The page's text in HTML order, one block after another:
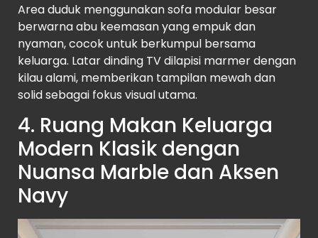
Area duduk menggunakan sofa modular besar
berwarna abu keemasan yang empuk dan
nyaman, cocok untuk berkumpul bersama
keluarga. Latar dinding TV dilapisi marmer dengan
kilau alami, memberikan tampilan mewah dan
solid sebagai fokus visual utama.
4. Ruang Makan Keluarga
Modern Klasik dengan
Nuansa Marble dan Aksen
Navy